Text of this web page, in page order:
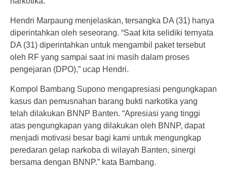
Hendri Marpaung menjelaskan, tersangka DA (31) hanya
diperintahkan oleh seseorang. “Saat kita selidiki ternyata
DA (31) diperintahkan untuk mengambil paket tersebut
oleh RF yang sampai saat ini masih dalam proses
pengejaran (DPO),” ucap Hendri.
Kompol Bambang Supono mengapresiasi pengungkapan
kasus dan pemusnahan barang bukti narkotika yang
telah dilakukan BNNP Banten. “Apresiasi yang tinggi
atas pengungkapan yang dilakukan oleh BNNP, dapat
menjadi motivasi besar bagi kami untuk mengungkap
peredaran gelap narkoba di wilayah Banten, sinergi
bersama dengan BNNP.” kata Bambang.